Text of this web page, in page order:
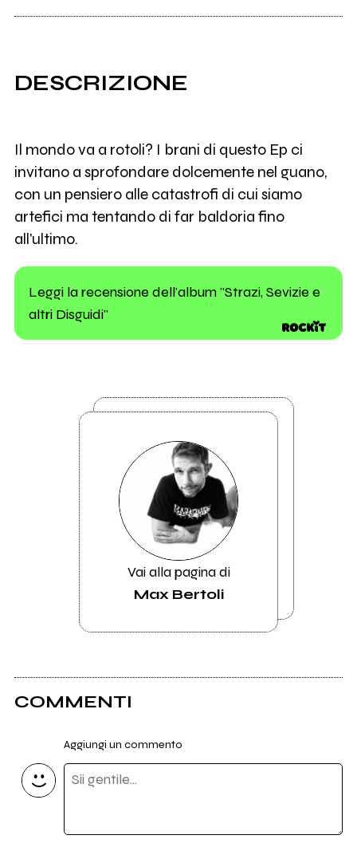
DESCRIZIONE
Il mondo va a rotoli? I brani di questo Ep ci
invitano a sprofondare dolcemente nel guano,
con un pensiero alle catastrofi di cui siamo
artefici ma tentando di far baldoria fino
all'ultimo.
Leggi la recensione dell'album "Strazi, Sevizie e
altri Disguidi"
Vai alla pagina di
Max Bertoli
COMMENTI
Aggiungi un commento